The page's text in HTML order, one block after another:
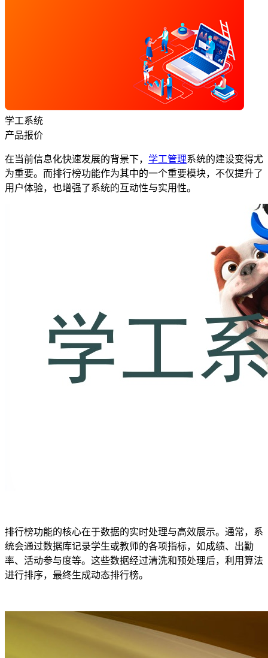
学工系统
产品报价
在当前信息化快速发展的背景下， 学工管理系统的建设变得尤
为重要。而排行榜功能作为其中的一个重要模块，不仅提升了
用户体验，也增强了系统的互动性与实用性。
排行榜功能的核心在于数据的实时处理与高效展示。通常，系
统会通过数据库记录学生或教师的各项指标，如成绩、出勤
率、活动参与度等。这些数据经过清洗和预处理后，利用算法
进行排序，最终生成动态排行榜。